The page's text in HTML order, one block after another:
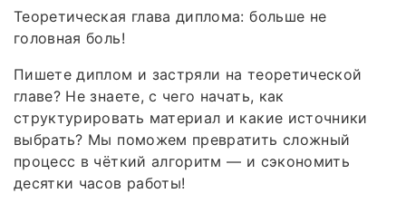
Теоретическая глава диплома: больше не
головная боль!
Пишете диплом и застряли на теоретической
главе? Не знаете, с чего начать, как
структурировать материал и какие источники
выбрать? Мы поможем превратить сложный
процесс в чёткий алгоритм — и сэкономить
десятки часов работы!